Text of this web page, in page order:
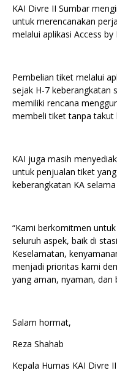
KAI Divre II Sumbar
untuk merencanakan
melalui aplikasi Access by
Pembelian tiket melalui
sejak H-7 keberangkatan
memiliki rencana
membeli tiket tanpa takut
KAI juga masih
untuk penjualan tiket
keberangkatan KA
“Kami berkomitmen
seluruh aspek, baik di
Keselamatan,
menjadi prioritas kami
yang aman, nyaman, dan
Salam hormat,
Reza Shahab
Kepala Humas KAI Divre